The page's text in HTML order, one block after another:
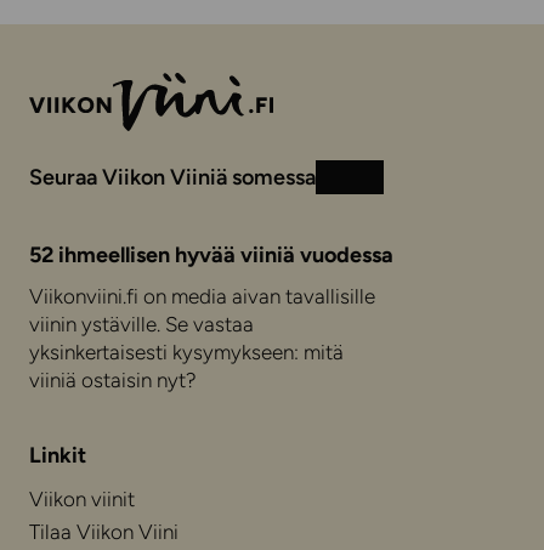
Seuraa Viikon Viiniä somessa
52 ihmeellisen hyvää viiniä vuodessa
Viikonviini.fi on media aivan tavallisille
viinin ystäville. Se vastaa
yksinkertaisesti kysymykseen: mitä
viiniä ostaisin nyt?
Linkit
Viikon viinit
Tilaa Viikon Viini